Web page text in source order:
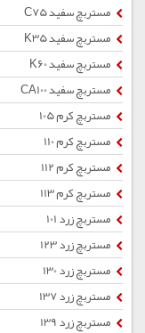
مستربچ سفید C75
مستربچ سفید K35
مستربچ سفید K60
مستربچ سفید CA100
مستربچ کرم 105
مستربچ کرم 110
مستربچ کرم 112
مستربچ کرم 113
مستربچ زرد 101
مستربچ زرد 123
مستربچ زرد 130
مستربچ زرد 137
مستربچ زرد 139